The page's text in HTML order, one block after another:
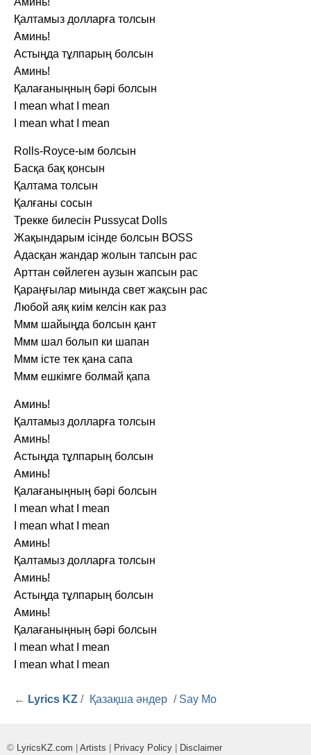
Қалтамыз долларға толсын
Аминь!
Астыңда тұлпарың болсын
Аминь!
Қалағаныңның бәрі болсын
I mean what I mean
I mean what I mean
Rolls-Royce-ым болсын
Басқа бақ қонсын
Қалтама толсын
Қалғаны сосын
Трекке билесін Pussycat Dolls
Жақындарым ісінде болсын BOSS
Адасқан жандар жолын тапсын рас
Арттан сөйлеген аузын жапсын рас
Қараңғылар миында свет жақсын рас
Любой аяқ киім келсін как раз
Ммм шайыңда болсын қант
Ммм шал болып ки шапан
Ммм істе тек қана сапа
Ммм ешкімге болмай қапа
Аминь!
Қалтамыз долларға толсын
Аминь!
Астыңда тұлпарың болсын
Аминь!
Қалағаныңның бәрі болсын
I mean what I mean
I mean what I mean
Аминь!
Қалтамыз долларға толсын
Аминь!
Астыңда тұлпарың болсын
Аминь!
Қалағаныңның бәрі болсын
I mean what I mean
I mean what I mean
← Lyrics KZ / Қазақша әндер / Say Mo
© LyricsKZ.com Artists Privacy Policy Disclaimer